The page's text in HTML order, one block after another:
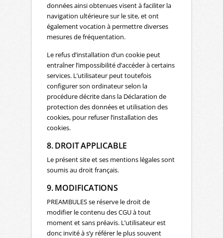
données ainsi obtenues visent à faciliter la
navigation ultérieure sur le site, et ont
également vocation à permettre diverses
mesures de fréquentation.
Le refus d’installation d’un cookie peut
entraîner l’impossibilité d’accéder à certains
services. L’utilisateur peut toutefois
configurer son ordinateur selon la
procédure décrite dans la Déclaration de
protection des données et utilisation des
cookies, pour refuser l’installation des
cookies.
8. DROIT APPLICABLE
Le présent site et ses mentions légales sont
soumis au droit français.
9. MODIFICATIONS
PREAMBULES se réserve le droit de
modifier le contenu des CGU à tout
moment et sans préavis. L’utilisateur est
donc invité à s’y référer le plus souvent